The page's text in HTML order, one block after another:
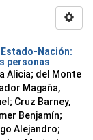
Nación:
personas
Alicia; del Monte
Magaña,
; Cruz Barney,
Benjamín;
Alejandro;